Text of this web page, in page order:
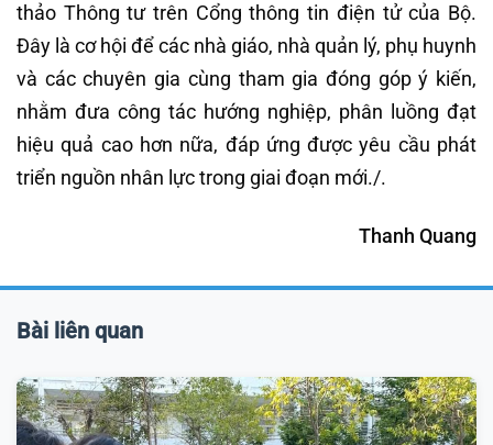
thảo Thông tư trên Cổng thông tin điện tử của Bộ.
Đây là cơ hội để các nhà giáo, nhà quản lý, phụ huynh
và các chuyên gia cùng tham gia đóng góp ý kiến,
nhằm đưa công tác hướng nghiệp, phân luồng đạt
hiệu quả cao hơn nữa, đáp ứng được yêu cầu phát
triển nguồn nhân lực trong giai đoạn mới./.
Thanh Quang
Bài liên quan